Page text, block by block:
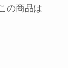
の商品は